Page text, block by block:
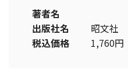
著者名
出版社名
昭文社
税込価格
1,760円